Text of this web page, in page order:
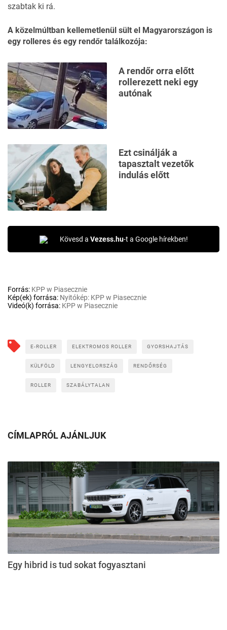
szabtak ki rá.
A közelmúltban kellemetlenül sült el Magyarországon is
egy rolleres és egy rendőr találkozója:
A rendőr orra előtt
rollerezett neki egy
autónak
Ezt csinálják a
tapasztalt vezetők
indulás előtt
Kövesd a Vezess.hu-t a Google hírekben!
Forrás: KPP w Piasecznie
Kép(ek) forrása: Nyitókép: KPP w Piasecznie
Videó(k) forrása: KPP w Piasecznie
E-ROLLER ELEKTROMOS ROLLER GYORSHAJTÁS
KÜLFÖLD LENGYELORSZÁG RENDŐRSÉG
ROLLER SZABÁLYTALAN
CÍMLAPRÓL AJÁNLJUK
Egy hibrid is tud sokat fogyasztani